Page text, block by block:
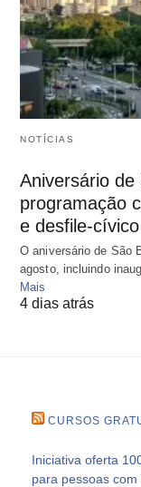
NOTÍCIAS
Aniversário
programação
e desfile-cívico
O aniversário de São
agosto, incluindo
Mais
4 dias atrás
CURSOS
Iniciativa oferta
para pessoas